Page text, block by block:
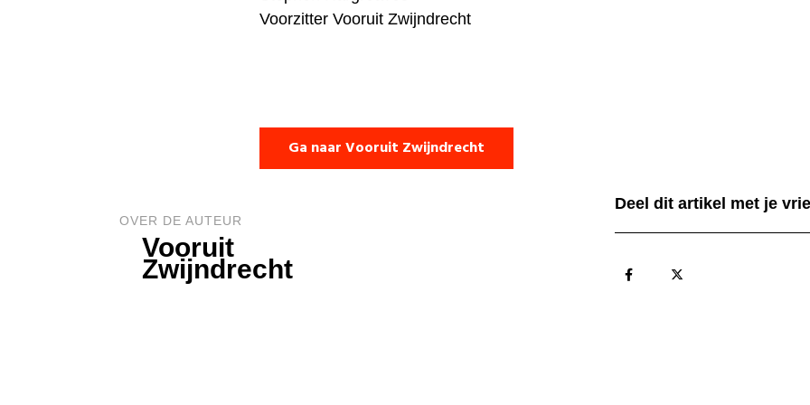
Voorzitter Vooruit Zwijndrecht
Ga naar Vooruit Zwijndrecht
OVER DE AUTEUR
Vooruit
Zwijndrecht
Deel dit artikel met je